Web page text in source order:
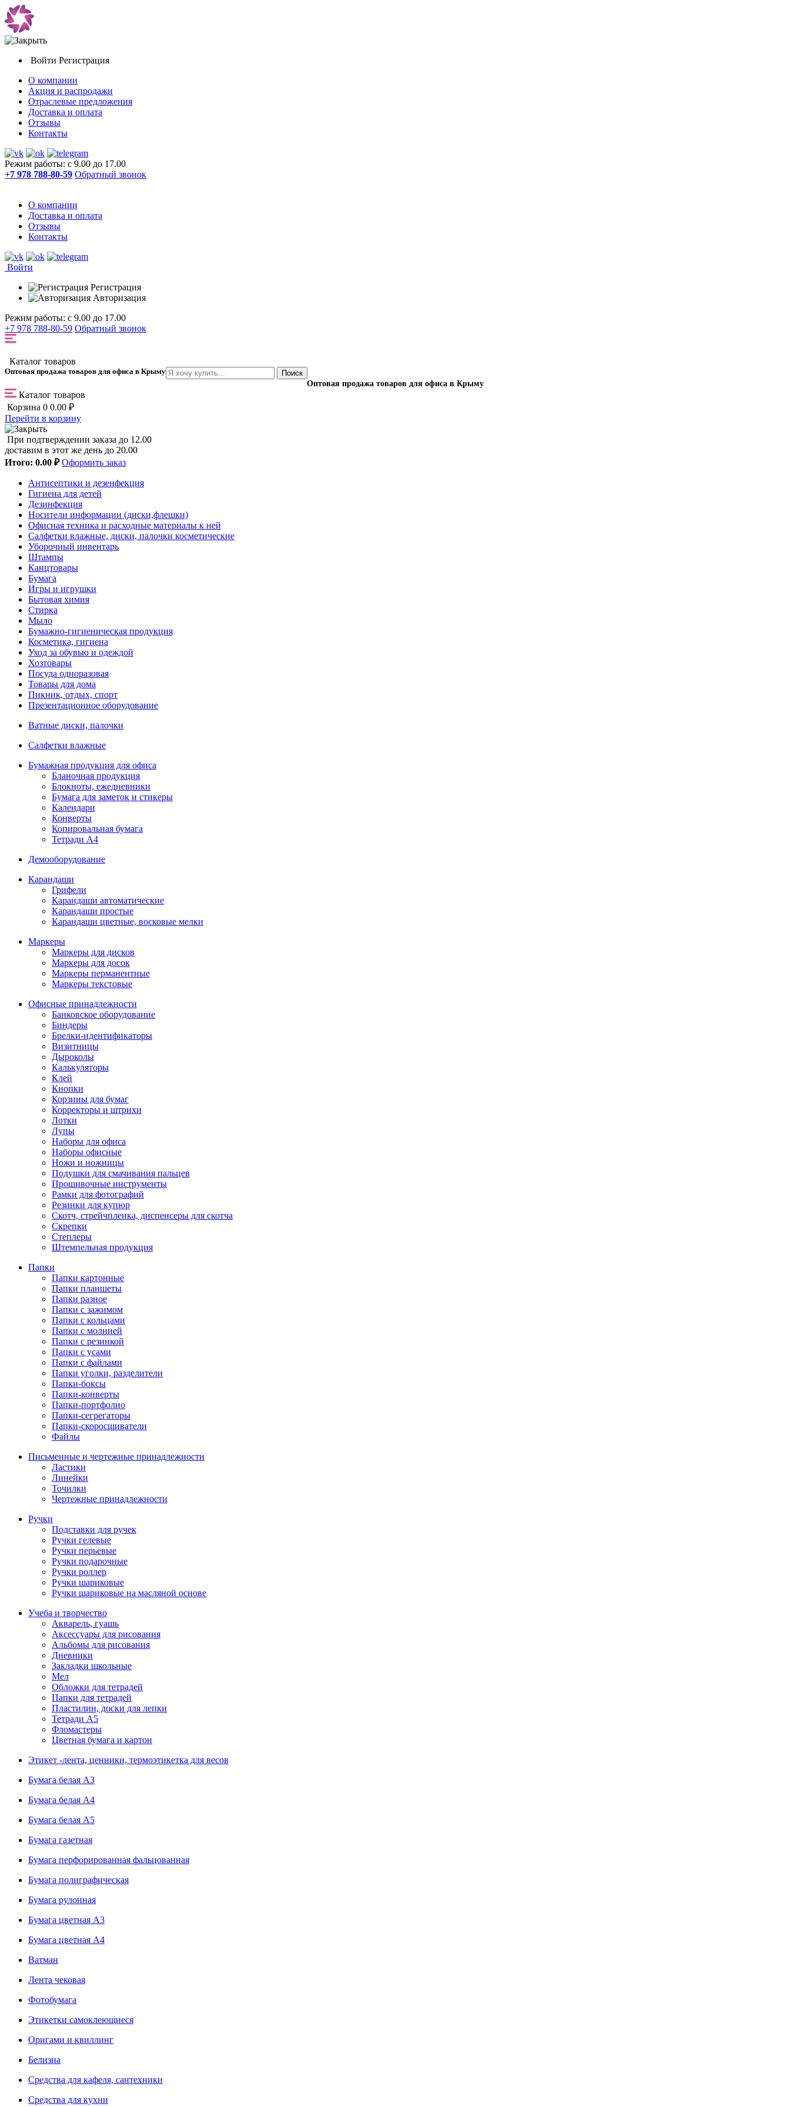
Войти Регистрация
О компании
Акция и распродажи
Отраслевые предложения
Доставка и оплата
Отзывы
Контакты
Режим работы: с 9.00 до 17.00
+7 978 788-80-59 Обратный звонок
О компании
Доставка и оплата
Отзывы
Контакты
Войти
Регистрация
Авторизация
Режим работы: с 9.00 до 17.00
+7 978 788-80-59 Обратный звонок
Каталог товаров
Оптовая продажа товаров для офиса в Крыму
Поиск
Оптовая продажа товаров для офиса в Крыму
Каталог товаров
Корзина 0 0.00 ₽
Перейти в корзину
При подтверждении заказа до 12.00
доставим в этот же день до 20.00
Итого: 0.00 ₽ Оформить заказ
Антисептики и дезенфекция
Гигиена для детей
Дезинфекция
Носители информации (диски,флешки)
Офисная техника и расходные материалы к ней
Салфетки влажные, диски, палочки косметические
Уборочный инвентарь
Штампы
Канцтовары
Бумага
Игры и игрушки
Бытовая химия
Стирка
Мыло
Бумажно-гигиеническая продукция
Косметика, гигиена
Уход за обувью и одеждой
Хозтовары
Посуда одноразовая
Товары для дома
Пикник, отдых, спорт
Презентационное оборудование
Ватные диски, палочки
Салфетки влажные
Бумажная продукция для офиса
Бланочная продукция
Блокноты, ежедневники
Бумага для заметок и стикеры
Календари
Конверты
Копировальная бумага
Тетради А4
Демооборудование
Карандаши
Грифели
Карандаши автоматические
Карандаши простые
Карандаши цветные, восковые мелки
Маркеры
Маркеры для дисков
Маркеры для досок
Маркеры перманентные
Маркеры текстовые
Офисные принадлежности
Банковское оборудование
Биндеры
Брелки-идентификаторы
Визитницы
Дыроколы
Калькуляторы
Клей
Кнопки
Корзины для бумаг
Корректоры и штрихи
Лотки
Лупы
Наборы для офиса
Наборы офисные
Ножи и ножницы
Подушки для смачивания пальцев
Прошивочные инструменты
Рамки для фотографий
Резинки для купюр
Скотч, стрейчпленка, диспенсеры для скотча
Скрепки
Степлеры
Штемпельная продукция
Папки
Папки картонные
Папки планшеты
Папки разное
Папки с зажимом
Папки с кольцами
Папки с молнией
Папки с резинкой
Папки с усами
Папки с файлами
Папки уголки, разделители
Папки-боксы
Папки-конверты
Папки-портфолио
Папки-сегрегаторы
Папки-скоросшиватели
Файлы
Письменные и чертежные принадлежности
Ластики
Линейки
Точилки
Чертежные принадлежности
Ручки
Подставки для ручек
Ручки гелевые
Ручки перьевые
Ручки подарочные
Ручки роллер
Ручки шариковые
Ручки шариковые на масляной основе
Учеба и творчество
Акварель, гуашь
Аксессуары для рисования
Альбомы для рисования
Дневники
Закладки школьные
Мел
Обложки для тетрадей
Папки для тетрадей
Пластилин, доски для лепки
Тетради А5
Фломастеры
Цветная бумага и картон
Этикет -лента, ценники, термоэтикетка для весов
Бумага белая А3
Бумага белая А4
Бумага белая А5
Бумага газетная
Бумага перфорированная фальцованная
Бумага полиграфическая
Бумага рулонная
Бумага цветная А3
Бумага цветная А4
Ватман
Лента чековая
Фотобумага
Этикетки самоклеющиеся
Оригами и квиллинг
Белизна
Средства для кафеля, сантехники
Средства для кухни